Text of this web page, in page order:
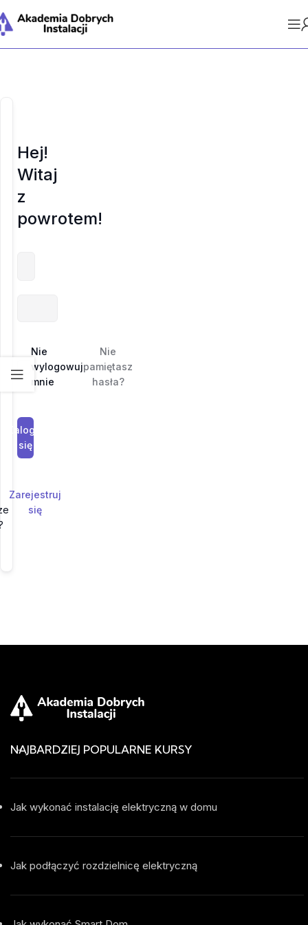
Hej!
Witaj
z
powrotem!
Nie
wylogowuj
mnie
Nie
pamiętasz
hasła?
Zaloguj
się
Zarejestruj
się
NAJBARDZIEJ POPULARNE KURSY
Jak wykonać instalację elektryczną w domu
Jak podłączyć rozdzielnicę elektryczną